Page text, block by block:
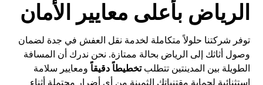
الرياض بأعلى معايير الأمان
توفر شركتنا حلولاً متكاملة لخدمة نقل العفش في جدة لضمان
وصول أثاثك إلى الرياض بحالة ممتازة. نحن ندرك أن المسافة
الطويلة بين المدينتين تتطلبتخطيطاً دقيقاً ومعايير سلامة
استثنائية لحماية مقتنياتك الثمينة من أي أضرار محتملة أثناء